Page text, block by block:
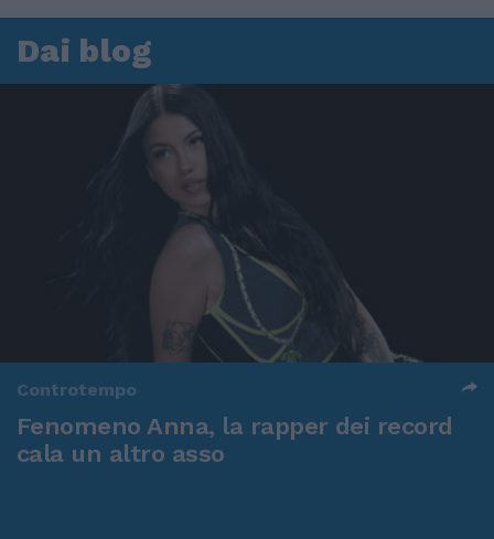
Dai blog
Controtempo
Fenomeno Anna, la rapper dei record
cala un altro asso